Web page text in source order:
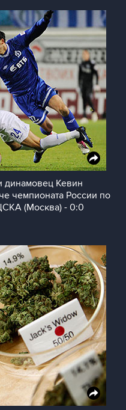
динамовец Кевин
чемпионата России по
(Москва) - 0:0